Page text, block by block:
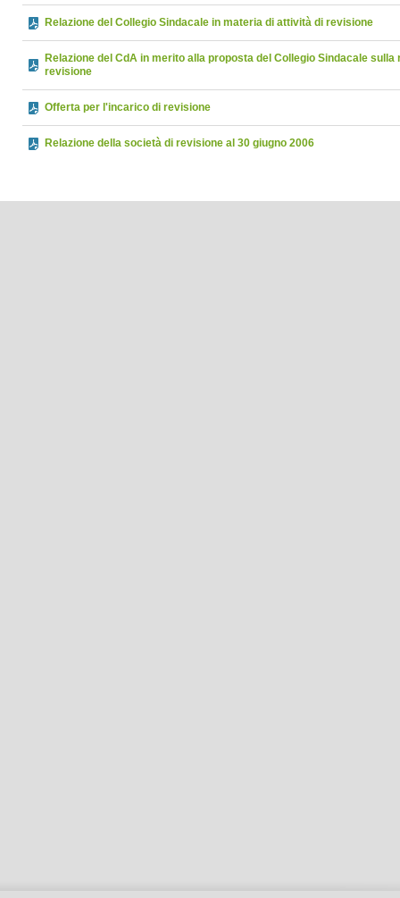
Relazione del Collegio Sindacale in materia di attività di revisione
Relazione del CdA in merito alla proposta del Collegio Sindacale
revisione
Offerta per l'incarico di revisione
Relazione della società di revisione al 30 giugno 2006